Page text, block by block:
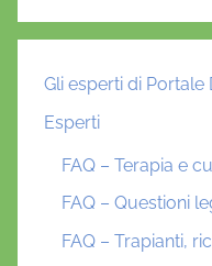
Gli esperti di Portale
Esperti
FAQ – Terapia e
FAQ – Questioni
FAQ – Trapianti,